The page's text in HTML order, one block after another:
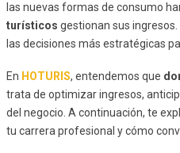
las nuevas formas de consumo
turísticos gestionan sus
las decisiones más estratégicas
En HOTURIS, entendemos que
trata de optimizar ingresos,
del negocio. A continuación, te
tu carrera profesional y cómo